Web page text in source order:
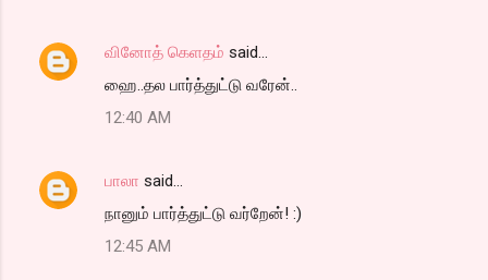
வினோத் கெளதம் said…
ஹை..தல பார்த்துட்டு வரேன்..
12:40 AM
பாலா said…
நானும் பார்த்துட்டு வர்றேன்! :)
12:45 AM